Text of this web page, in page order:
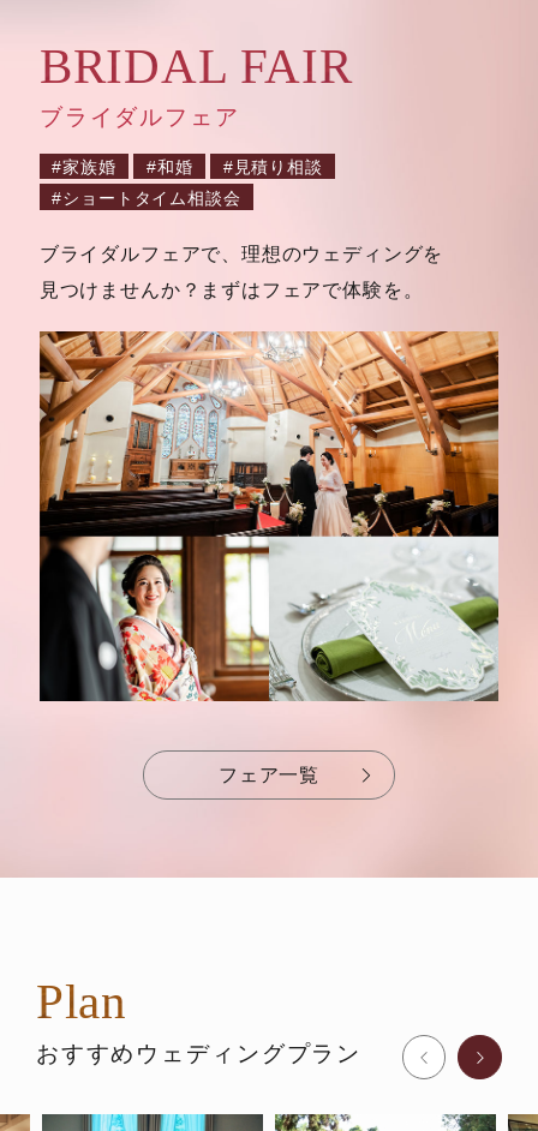
ブライダルフェア
BRIDAL FAIR
家族婚 和婚
見積り相談
ショートタイム相談会
ブライダルフェアで、理想のウェディングを
見つけませんか？ まずはフェアで体験を。
フェア一覧
おすすめウェディングプラン
Plan